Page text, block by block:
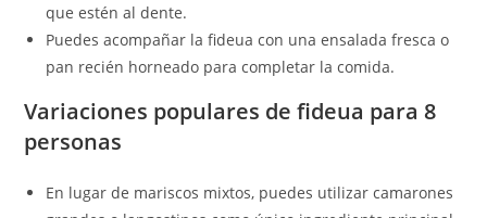
que estén al dente.
Puedes acompañar la fideua con una ensalada fresca o
pan recién horneado para completar la comida.
Variaciones populares de fideua para 8
personas
En lugar de mariscos mixtos, puedes utilizar camarones